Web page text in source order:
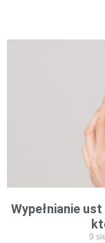
Wypełnianie
9